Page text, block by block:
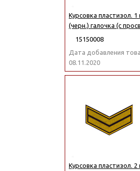
Курсовка пластизол. 1
(черн.) галочка (с
15150008
Дата добавления
08.11.2020
Курсовка пластизол. 2